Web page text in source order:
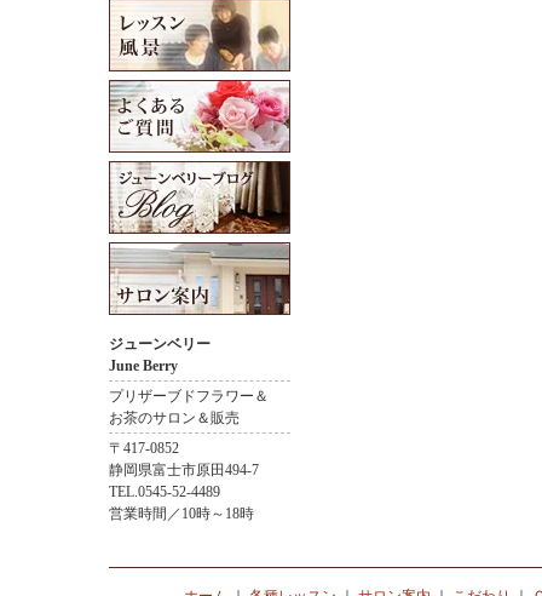
ジューンベリー
June Berry
プリザーブドフラワー＆
お茶のサロン＆販売
〒417-0852
静岡県富士市原田494-7
TEL.0545-52-4489
営業時間／10時～18時